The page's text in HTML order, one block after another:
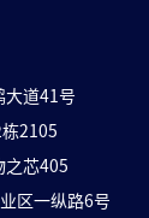
道41号
2105
之芯405
区一纵路6号